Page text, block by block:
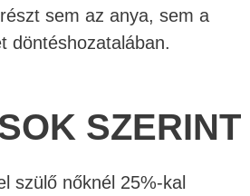
sem az anya, sem a
döntéshozatalában.
SZERINT
szülő nőknél 25%-kal